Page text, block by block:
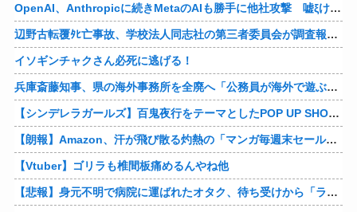
OpenAI、Anthropicに続きMetaのAIも勝手に他社攻撃 嘘ξけど何これ流行ってんの？
辺野古転覆ﾀﾋ亡事故、学校法人同志社の第三者委員会が調査報告書を公表 … 安全配慮義務違反や安全管理に関する検証を妨げた組織風土の存在を指摘
イソギンチャクさん必死に逃げる！
兵庫斎藤知事、県の海外事務所を全廃へ「公務員が海外で遊ぶためにあるだけ」
【シンデレラガールズ】百鬼夜行をテーマとしたPOP UP SHOPが東京・大阪にて開催
【朗報】Amazon、汗が飛び散る灼熱の「マンガ毎週末セール（50%還元）」を開催！他
【Vtuber】ゴリラも椎間板痛めるんやね他
【悲報】身元不明で病院に運ばれたオタク、待ち受けから「ラブライブ」と呼ばれるｗｗｗｗ他